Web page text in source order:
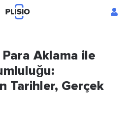
Aklama ile
Tarihler, Gerçek